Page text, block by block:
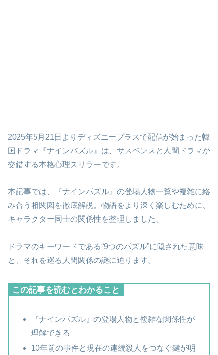
2025年5月21日よりディズニープラスで配信が始まった韓
国ドラマ『ナインパズル』は、サスペンスと人間ドラマが
交錯する本格心理スリラーです。
本記事では、『ナインパズル』の登場人物一覧や複雑に絡
み合う相関図を徹底解説。物語をより深く楽しむために、
キャラクター同士の関係性を整理しました。
ドラマのキーワードである“9つのパズル”に隠された意味
と、それを巡る人間関係の謎に迫ります。
この記事を読むとわかること
『ナインパズル』の登場人物と複雑な関係性が
理解できる
10年前の事件と現在の連続殺人をつなぐ鍵が明